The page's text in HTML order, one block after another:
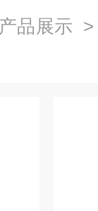
产品展示